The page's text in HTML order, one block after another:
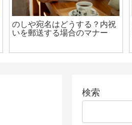
のしや宛名はどうする？内祝
いを郵送する場合のマナー
検索